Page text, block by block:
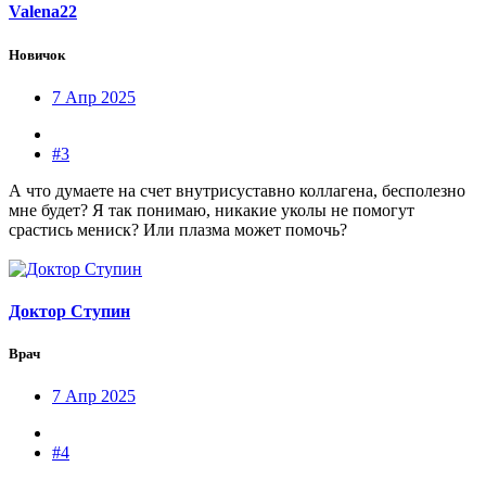
Valena22
Новичок
7 Апр 2025
#3
А что думаете на счет внутрисуставно коллагена, бесполезно
мне будет? Я так понимаю, никакие уколы не помогут
срастись мениск? Или плазма может помочь?
Доктор Ступин
Врач
7 Апр 2025
#4